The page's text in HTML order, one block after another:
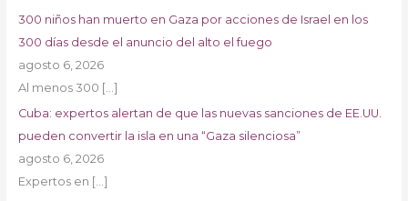
300 niños han muerto en Gaza por acciones de Israel en los
300 días desde el anuncio del alto el fuego
agosto 6, 2026
Al menos 300 […]
Cuba: expertos alertan de que las nuevas sanciones de EE.UU.
pueden convertir la isla en una “Gaza silenciosa”
agosto 6, 2026
Expertos en […]